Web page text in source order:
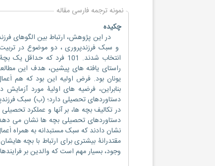
نمونه ترجمه فارسی مقاله
چکیده
در این پژوهش، ارتباط بین الگوهای
و سبک فرزندپروری ، دو موضوع در
انتخاب شدند. 101 فرد که
راستای یافته های پیشین، هدف این
یونان بود. فرض اولیه این بود که هم
بنابراین، فرضیه های اولیۀ مورد
دستاوردهای تحصیلی دارد؛ (ب) سبک
در تکالیف بچه ها، بر آنها و عملکرد
دستاوردهای تحصیلی بچه ها نشان می دهد،
نشان دادند که سبک مستبدانه به همراه
مقتدرانۀ بیشتری برای ارتباط با بچه
وجود، بسیار مهم است که والدین بر